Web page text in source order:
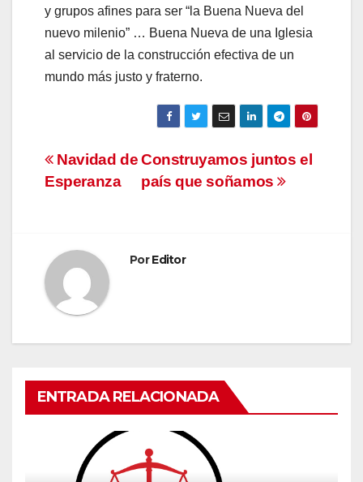
y grupos afines para ser “la Buena Nueva del
nuevo milenio” … Buena Nueva de una Iglesia
al servicio de la construcción efectiva de un
mundo más justo y fraterno.
Navegación
de
Construyamos juntos el
país que soñamos
Navidad de
Esperanza
PorEditor
ENTRADA RELACIONADA